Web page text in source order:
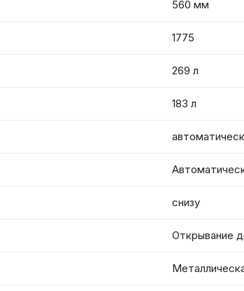
560 мм
1775
269 л
183 л
снизу
Открывание